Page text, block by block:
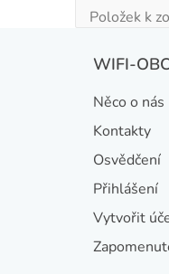
Položek k
WIFI-
Něco o nás
Kontakty
Osvědčení
Přihlášení
Vytvořit